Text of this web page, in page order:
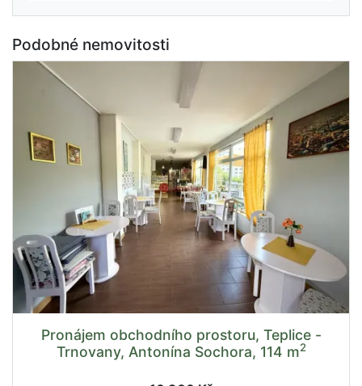
Podobné nemovitosti
Pronájem obchodního prostoru, Teplice -
Trnovany, Antonína Sochora, 114 m2